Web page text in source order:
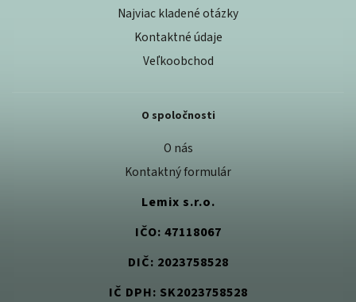
Najviac kladené otázky
Kontaktné údaje
Veľkoobchod
O spoločnosti
O nás
Kontaktný formulár
Lemix s.r.o.
IČO: 47118067
DIČ: 2023758528
IČ DPH: SK2023758528